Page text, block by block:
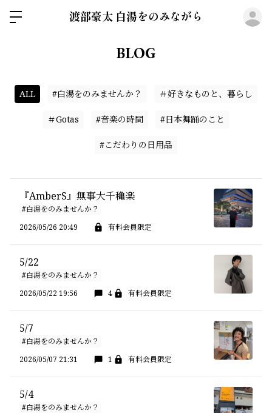
渡部豪太 白湯をのみながら
BLOG
ALL #白湯をのみませんか？ ＃好きなものと、暮らし
＃Gotas #音楽の時間 #日本舞踊のこと
#こだわりの日用品
『AmberS』無事大千穐楽
#白湯をのみませんか？
2026/05/26 20:49
有料会員限定
5/22
#白湯をのみませんか？
2026/05/22 19:56
4 有料会員限定
5/7
#白湯をのみませんか？
2026/05/07 21:31
1 有料会員限定
5/4
#白湯をのみませんか？